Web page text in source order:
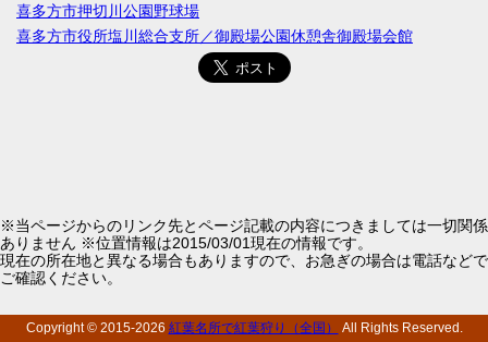
喜多方市押切川公園野球場
喜多方市役所塩川総合支所／御殿場公園休憩舎御殿場会館
※当ページからのリンク先とページ記載の内容につきましては一切関係
ありません ※位置情報は2015/03/01現在の情報です。
現在の所在地と異なる場合もありますので、お急ぎの場合は電話などで
ご確認ください。
Copyright © 2015-2026 紅葉名所で紅葉狩り（全国） All Rights Reserved.